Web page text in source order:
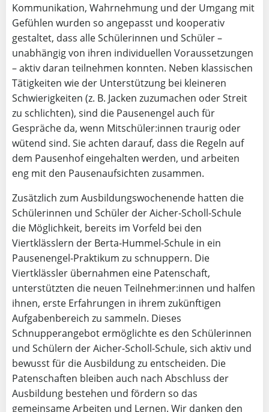
Kommunikation, Wahrnehmung und der Umgang mit
Gefühlen wurden so angepasst und kooperativ
gestaltet, dass alle Schülerinnen und Schüler –
unabhängig von ihren individuellen Voraussetzungen
– aktiv daran teilnehmen konnten. Neben klassischen
Tätigkeiten wie der Unterstützung bei kleineren
Schwierigkeiten (z. B. Jacken zuzumachen oder Streit
zu schlichten), sind die Pausenengel auch für
Gespräche da, wenn Mitschüler:innen traurig oder
wütend sind. Sie achten darauf, dass die Regeln auf
dem Pausenhof eingehalten werden, und arbeiten
eng mit den Pausenaufsichten zusammen.
Zusätzlich zum Ausbildungswochenende hatten die
Schülerinnen und Schüler der Aicher-Scholl-Schule
die Möglichkeit, bereits im Vorfeld bei den
Viertklässlern der Berta-Hummel-Schule in ein
Pausenengel-Praktikum zu schnuppern. Die
Viertklässler übernahmen eine Patenschaft,
unterstützten die neuen Teilnehmer:innen und halfen
ihnen, erste Erfahrungen in ihrem zukünftigen
Aufgabenbereich zu sammeln. Dieses
Schnupperangebot ermöglichte es den Schülerinnen
und Schülern der Aicher-Scholl-Schule, sich aktiv und
bewusst für die Ausbildung zu entscheiden. Die
Patenschaften bleiben auch nach Abschluss der
Ausbildung bestehen und fördern so das
gemeinsame Arbeiten und Lernen. Wir danken den